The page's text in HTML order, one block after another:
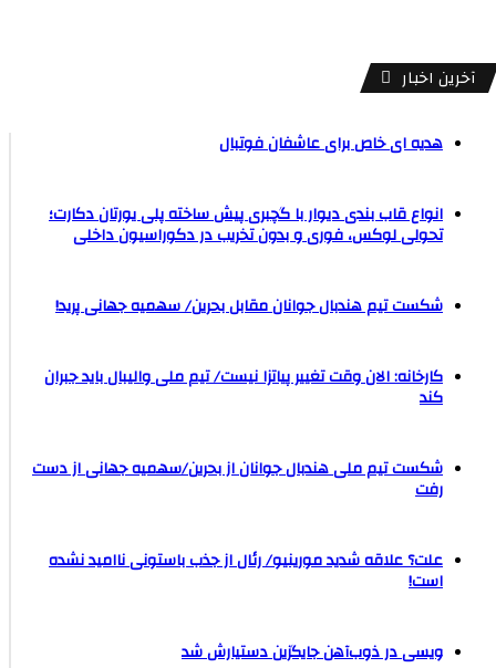
آخرین اخبار
هدیه ای خاص برای عاشفان فوتبال
انواع قاب بندی دیوار با گچبری پیش ساخته پلی یورتان دکارت؛
تحولی لوکس، فوری و بدون تخریب در دکوراسیون داخلی
شکست تیم هندبال جوانان مقابل بحرین/ سهمیه جهانی پرید!
کارخانه: الان وقت تغییر پیاتزا نیست/ تیم ملی والیبال باید جبران
کند
شکست تیم ملی هندبال جوانان از بحرین/سهمیه جهانی از دست
رفت
علت؟ علاقه شدید مورینیو/ رئال از جذب باستونی ناامید نشده
است!
ویسی در ذوب‌آهن جایگزین دستیارش شد